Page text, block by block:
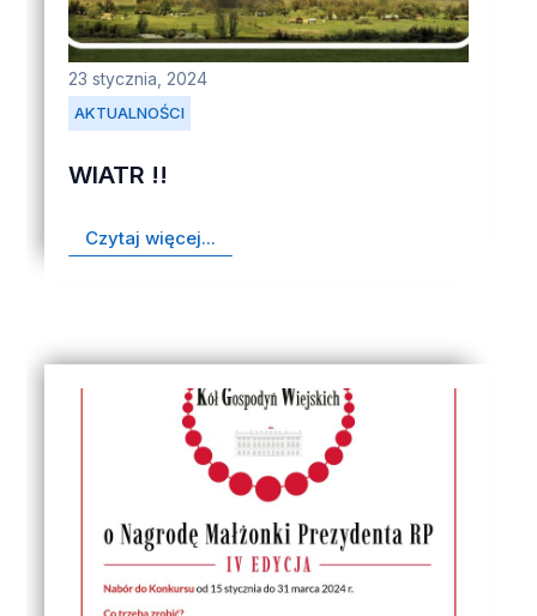
AKTUALNOŚCI
23 stycznia, 2024
WIATR !!
Czytaj więcej...